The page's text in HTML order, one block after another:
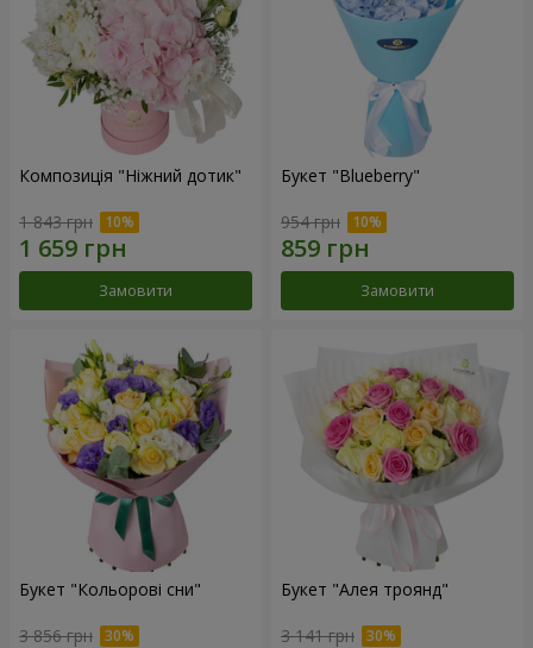
Композиція "Ніжний дотик"
1 843 грн
Замовити
Букет "Blueberry"
954 грн
Замовити
Букет "Кольорові сни"
3 856 грн
Букет "Алея троянд"
3 141 грн